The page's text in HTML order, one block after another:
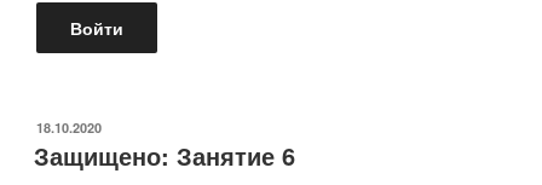
ОПУБЛИКОВАНО
18.10.2020
Защищено: Занятие 6